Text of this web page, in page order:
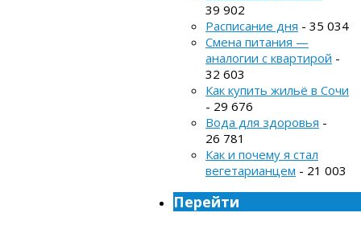
39 902
Расписание дня - 35 034
Смена питания —
аналогии с квартирой -
32 603
Как купить жильё в Сочи
- 29 676
Вода для здоровья -
26 781
Как и почему я стал
вегетарианцем - 21 003
Перейти